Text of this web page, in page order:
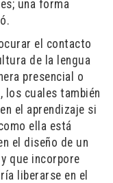
una forma
el contacto
de la lengua
presencial o
los cuales también
el aprendizaje si
ella está
el diseño de un
que incorpore
liberarse en el